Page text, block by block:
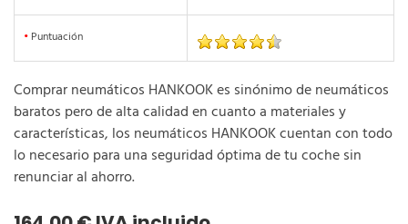
• Puntuación
Comprar neumáticos HANKOOK es sinónimo de neumáticos
baratos pero de alta calidad en cuanto a materiales y
características, los neumáticos HANKOOK cuentan con todo
lo necesario para una seguridad óptima de tu coche sin
renunciar al ahorro.